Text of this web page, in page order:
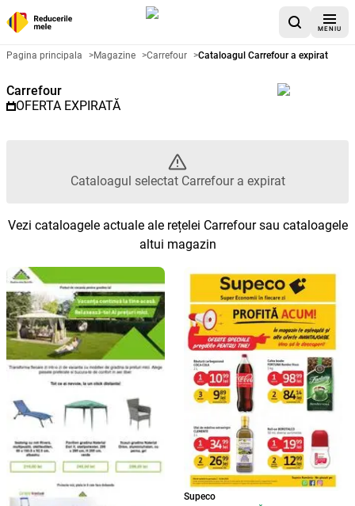
MENIU
Catalog promoțional Carrefour
Pagina principala >Magazine >Carrefour >Cataloagul Carrefour a expirat
Carrefour
OFERTA EXPIRATĂ
Cataloagul selectat Carrefour a expirat
Vezi cataloagele actuale ale rețelei Carrefour sau cataloagele
altui magazin
Supeco